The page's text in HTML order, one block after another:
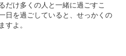
け多くの人と一緒に過ごすこ
日を過ごしていると、せっかくの
すよ。